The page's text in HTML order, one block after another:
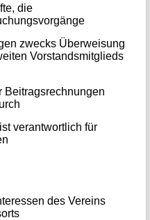
die
zwecks Überweisung
Vorstandsmitglieds
Beitragsrechnungen
verantwortlich für
des Vereins